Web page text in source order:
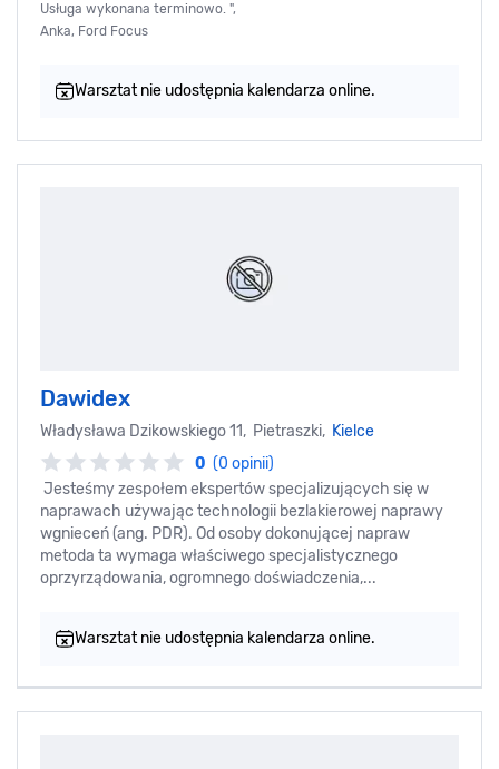
Usługa wykonana terminowo. ",
Anka, Ford Focus
Warsztat nie udostępnia kalendarza online.
Dawidex
Władysława Dzikowskiego 11, Pietraszki, Kielce
0 (0 opinii)
Jesteśmy zespołem ekspertów specjalizujących się w
naprawach używając technologii bezlakierowej naprawy
wgnieceń (ang. PDR). Od osoby dokonującej napraw
metoda ta wymaga właściwego specjalistycznego
oprzyrządowania, ogromnego doświadczenia,...
Warsztat nie udostępnia kalendarza online.